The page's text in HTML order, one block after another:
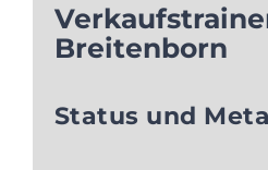
Breitenborn
Status und